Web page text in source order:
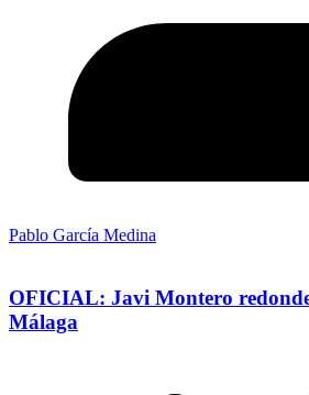
Pablo García Medina
OFICIAL: Javi Montero
Málaga